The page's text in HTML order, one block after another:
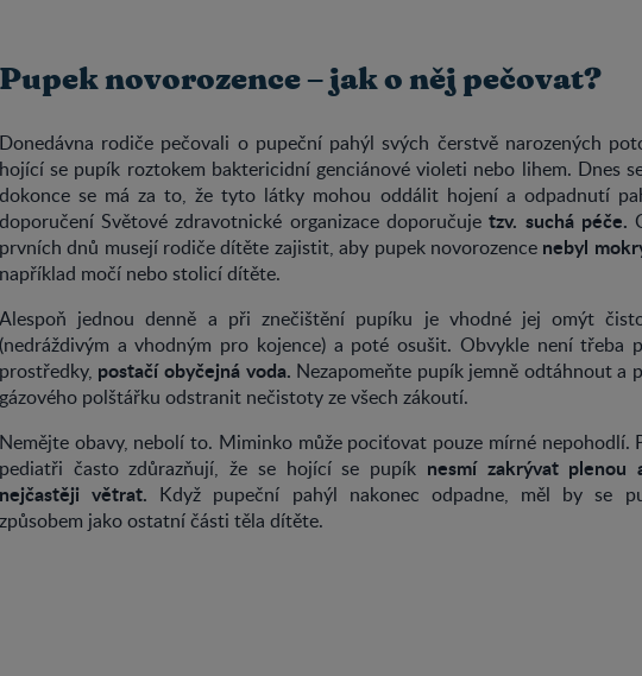
Pupek novorozence – jak o něj pečovat?
Donedávna rodiče pečovali o pupeční pahýl svých čerstvě narozených
hojící se pupík roztokem baktericidní genciánové violeti nebo lihem. Dnes
dokonce se má za to, že tyto látky mohou oddálit hojení a odpadnutí
doporučení Světové zdravotnické organizace doporučujetzv. suchá péče.
prvních dnů musejí rodiče dítěte zajistit, aby pupek novorozence nebyl
například močí nebo stolicí dítěte.
Alespoň jednou denně a při znečištění pupíku je vhodné jej omýt
(nedráždivým a vhodným pro kojence) a poté osušit. Obvykle není třeba
prostředky, postačí obyčejná voda. Nezapomeňte pupík jemně odtáhnout a
gázového polštářku odstranit nečistoty ze všech zákoutí.
Nemějte obavy, nebolí to. Miminko může pociťovat pouze mírné nepohodlí.
pediatři často zdůrazňují, že se hojící se pupík nesmí zakrývat
nejčastěji větrat. Když pupeční pahýl nakonec odpadne, měl by se
způsobem jako ostatní části těla dítěte.